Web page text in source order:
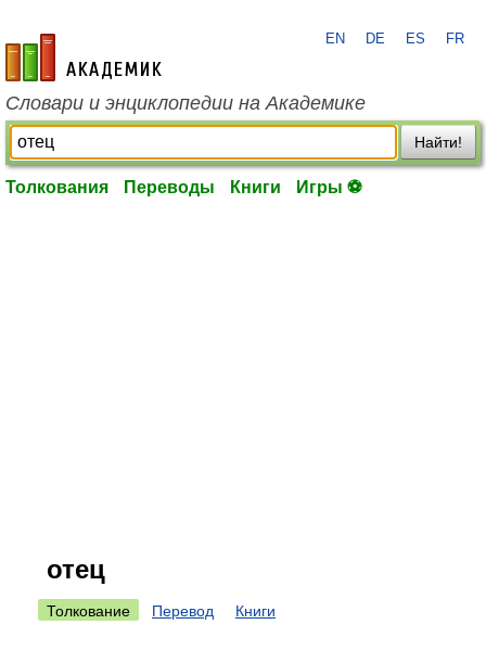
academic.ru
EN DE ES FR
Словари и энциклопедии на Академике
Найти!
Толкования Переводы Книги Игры ⚽
отец
Толкование Перевод Книги